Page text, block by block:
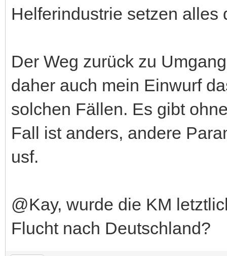
Helferindustrie setzen alles
Der Weg zurück zu
daher auch mein Einwurf
solchen Fällen. Es gibt
Fall ist anders, andere
usf.
@Kay, wurde die KM
Flucht nach Deutschland?